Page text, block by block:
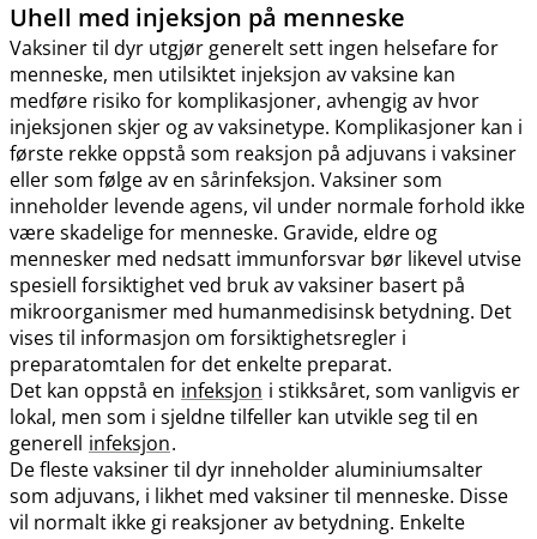
Uhell med injeksjon på menneske
Vaksiner til dyr utgjør generelt sett ingen helsefare for
menneske, men utilsiktet injeksjon av vaksine kan
medføre risiko for komplikasjoner, avhengig av hvor
injeksjonen skjer og av vaksinetype. Komplikasjoner kan i
første rekke oppstå som reaksjon på adjuvans i vaksiner
eller som følge av en sårinfeksjon. Vaksiner som
inneholder levende agens, vil under normale forhold ikke
være skadelige for menneske. Gravide, eldre og
mennesker med nedsatt immunforsvar bør likevel utvise
spesiell forsiktighet ved bruk av vaksiner basert på
mikroorganismer med humanmedisinsk betydning. Det
vises til informasjon om forsiktighetsregler i
preparatomtalen for det enkelte preparat.
Det kan oppstå en infeksjon i stikksåret, som vanligvis er
lokal, men som i sjeldne tilfeller kan utvikle seg til en
generell infeksjon.
De fleste vaksiner til dyr inneholder aluminiumsalter
som adjuvans, i likhet med vaksiner til menneske. Disse
vil normalt ikke gi reaksjoner av betydning. Enkelte